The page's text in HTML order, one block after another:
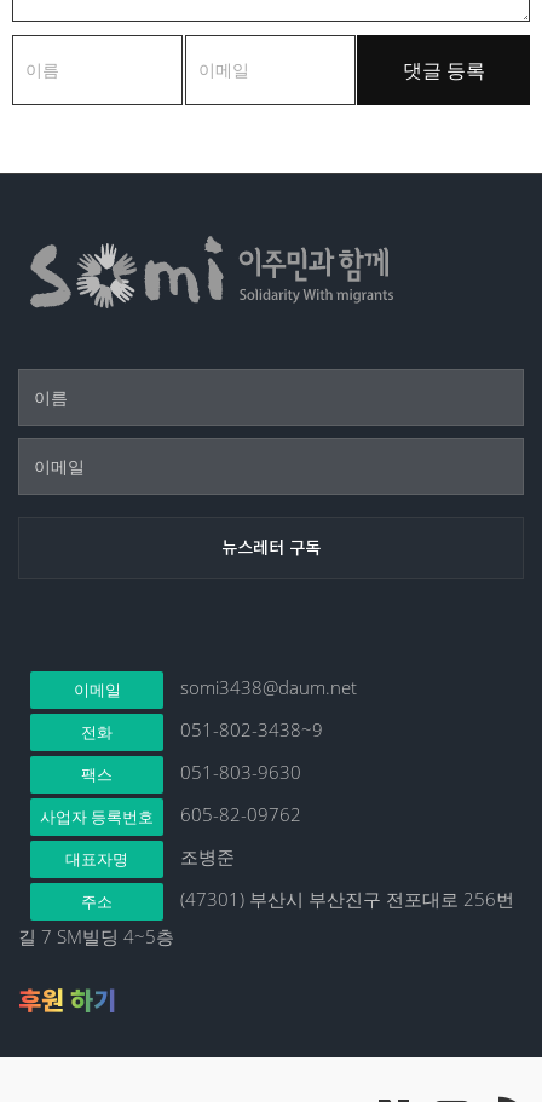
이메일 somi3438@daum.net
전화 051-802-3438~9
팩스 051-803-9630
사업자 등록번호 605-82-09762
대표자명 조병준
주소
(47301) 부산시 부산진구 전포대로 256번
길 7 SM빌딩 4~5층
후원 하기